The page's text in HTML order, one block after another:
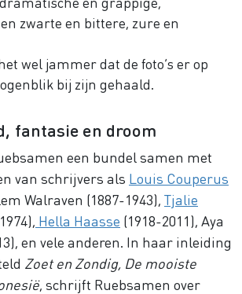
zwarte en bittere, zure en
wel jammer dat de foto’s er op
bij zijn gehaald.
fantasie en droom
een bundel samen met
van schrijvers als Louis Couperus
Walraven (1887-1943), Tjalie
Hella Haasse (1918-2011), Aya
en vele anderen. In haar inleiding
Zoet en Zondig, De mooiste
, schrijft Ruebsamen over